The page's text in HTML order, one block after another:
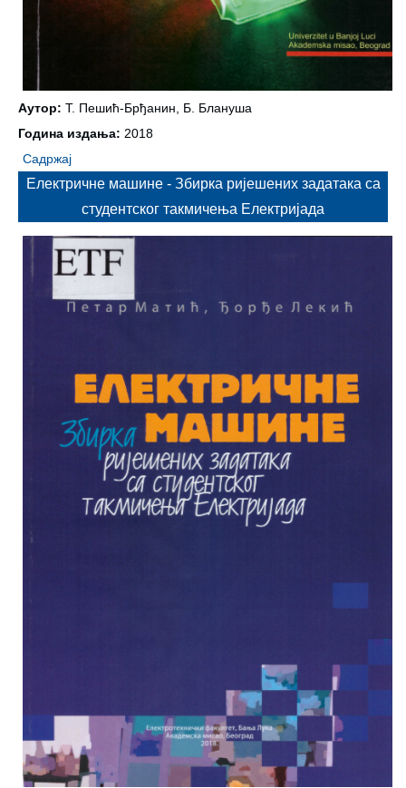
Аутор: Т. Пешић-Брђанин, Б. Блануша
Година издања: 2018
Садржај
Електричне машине - Збирка ријешених задатака са
студентског такмичења Електријада